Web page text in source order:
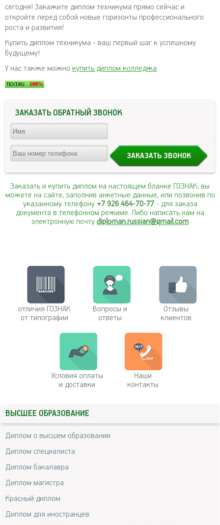
сегодня! Закажите диплом техникума прямо сейчас и
откройте перед собой новые горизонты профессионального
роста и развития!
Купить диплом техникума - ваш первый шаг к успешному
будущему!
У нас также можно купить диплом колледжа
ЗАКАЗАТЬ ОБРАТНЫЙ ЗВОНОК
Заказать и купить диплом на настоящем бланке ГОЗНАК, вы
можете на сайте, заполнив анкетные данные, или позвонив по
указанному телефону +7 926 464-70-77- для заказа
документа в телефонном режиме. Либо написать нам на
электронную почту diploman.russian@gmail.com
отличия ГОЗНАК
от типографии
Вопросы и
ответы
Отзывы
клиентов
Условия оплаты
и доставки
Наши
контакты
ВЫСШЕЕ ОБРАЗОВАНИЕ
Диплом о высшем образовании
Диплом специалиста
Диплом бакалавра
Диплом магистра
Красный диплом
Диплом для иностранцев